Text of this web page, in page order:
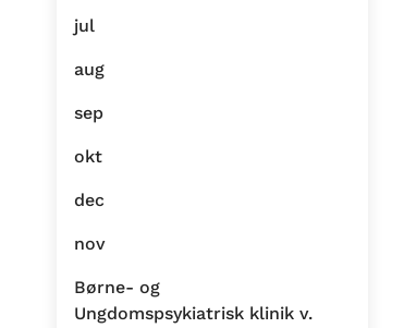
jul
aug
sep
okt
dec
nov
Børne- og
Ungdomspsykiatrisk klinik v.